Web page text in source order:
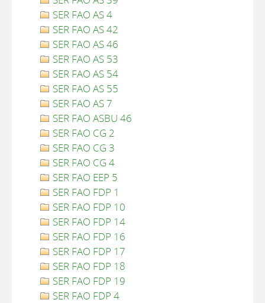
SER FAO AS 4
SER FAO AS 42
SER FAO AS 46
SER FAO AS 53
SER FAO AS 54
SER FAO AS 55
SER FAO AS 7
SER FAO ASBU 46
SER FAO CG 2
SER FAO CG 3
SER FAO CG 4
SER FAO EEP 5
SER FAO FDP 1
SER FAO FDP 10
SER FAO FDP 14
SER FAO FDP 16
SER FAO FDP 17
SER FAO FDP 18
SER FAO FDP 19
SER FAO FDP 4